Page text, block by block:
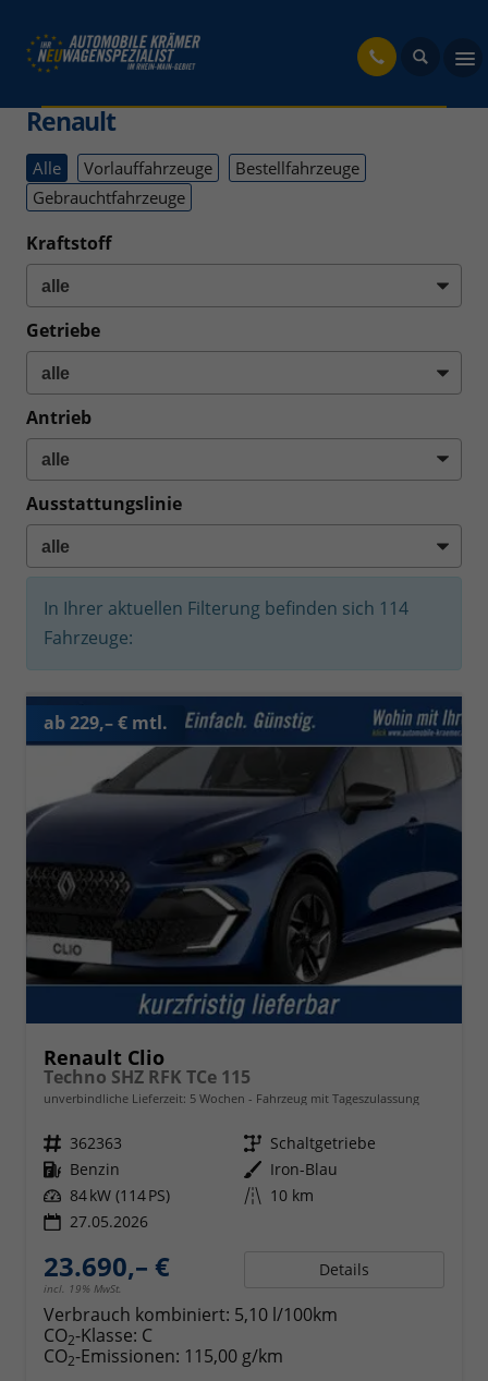
Renault
Alle Vorlauffahrzeuge
Bestellfahrzeuge
Gebrauchtfahrzeuge
Kraftstoff
Getriebe
Antrieb
Ausstattungslinie
In Ihrer aktuellen Filterung befinden sich 114
Fahrzeuge:
ab 229,– € mtl.
Renault Clio
Techno SHZ RFK TCe 115
unverbindliche Lieferzeit: 5 Wochen Fahrzeug mit Tageszulassung
Fahrzeugnr. 362363 Getriebe Schaltgetriebe
Kraftstoff Benzin Außenfarbe Iron-Blau
Leistung 84 kW (114 PS) Kilometerstand 10 km
27.05.2026
23.690,– €
incl. 19% MwSt.
Details
Verbrauch kombiniert: 5,10 l/100km
CO2-Klasse: C
CO2-Emissionen: 115,00 g/km